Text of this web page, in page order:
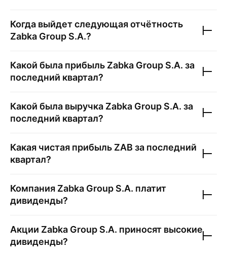
Когда выйдет следующая отчётность
Zabka Group S.A.?
Какой была прибыль Zabka Group S.A. за
последний квартал?
Какой была выручка Zabka Group S.A. за
последний квартал?
Какая чистая прибыль ZAB за последний
квартал?
Компания Zabka Group S.A. платит
дивиденды?
Акции Zabka Group S.A. приносят высокие
дивиденды?